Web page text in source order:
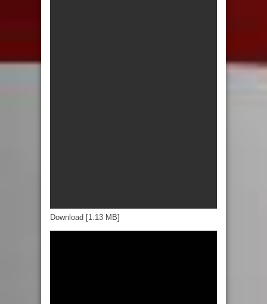
Download [1.13 MB]